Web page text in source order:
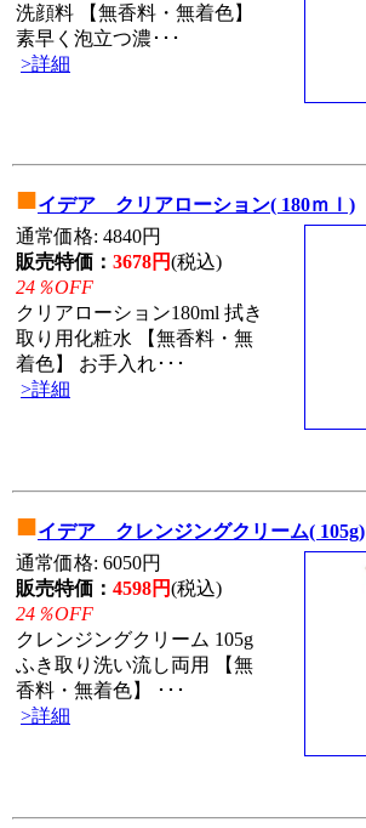
洗顔料 【無香料・無着色】
素早く泡立つ濃･･･
>詳細
■イデア クリアローション( 180ｍｌ)
通常価格: 4840円
販売特価： 3678円(税込)
24％OFF
クリアローション180ml 拭き
取り用化粧水 【無香料・無
着色】 お手入れ･･･
>詳細
■イデア クレンジングクリーム( 105g)
通常価格: 6050円
販売特価： 4598円(税込)
24％OFF
クレンジングクリーム 105g
ふき取り洗い流し両用 【無
香料・無着色】 ･･･
>詳細